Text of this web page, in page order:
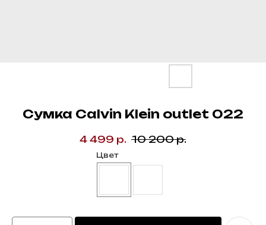
Сумка Calvin Klein outlet 022
4 499 р. 10 200 р.
Цвет